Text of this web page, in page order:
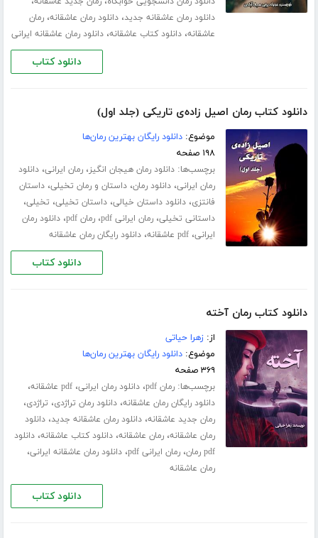
دانلود رمان عاشقانه جدید،دانلود رمان عاشقانه،رمان
عاشقانه،دانلود کتاب عاشقانه،دانلود رمان عاشقانه ایرانی
دانلود کتاب
دانلود کتاب رمان اصیل زاده‌ی تاریکی (جلد اول)
موضوع:دانلود رایگان بهترین رمان‌ها
۱۹۸ صفحه
برچسب‌ها:دانلود رمان هیجان انگیز،رمان ایرانی،دانلود
رمان ایرانی،دانلود رمان،داستان و رمان تخیلی،داستان
فانتزی،دانلود داستان خیالی،داستان تخیلی، تخیلی،
داستانی تخیلی،رمان ایرانی pdf ،رمان pdf ،دانلود رمان
ایرانی،pdf عاشقانه ،دانلود رایگان رمان عاشقانه
دانلود کتاب
دانلود کتاب رمان آخته
از:زهرا حیاتی
موضوع:دانلود رایگان بهترین رمان‌ها
۳۶۹ صفحه
برچسب‌ها:رمان pdf ،دانلود رمان ایرانی،pdf عاشقانه ،
دانلود رایگان رمان عاشقانه،دانلود رمان تراژدی، تراژدی،
رمان جدید عاشقانه،دانلود رمان عاشقانه جدید،دانلود
رمان عاشقانه،رمان عاشقانه،دانلود کتاب عاشقانه،دانلود
pdf رمان
،رمان ایرانی pdf ،دانلود رمان عاشقانه ایرانی،
رمان عاشقانه
دانلود کتاب